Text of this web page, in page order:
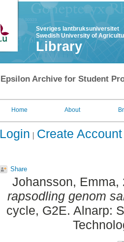
Sveriges lantbruksuniversitet
Swedish University of
Library
Epsilon Archive for Student
Home About
Login Create Account
Share
Johansson, Emma,
rapsodling genom
cycle, G2E. Alnarp: